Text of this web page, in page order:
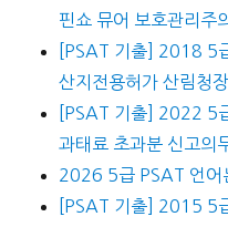
핀쇼 뮤어 보호관리주의
[PSAT 기출] 2018 5
산지전용허가 산림청
[PSAT 기출] 2022 5
과태료 초과분 신고의
2026 5급 PSAT 언어
[PSAT 기출] 2015 5